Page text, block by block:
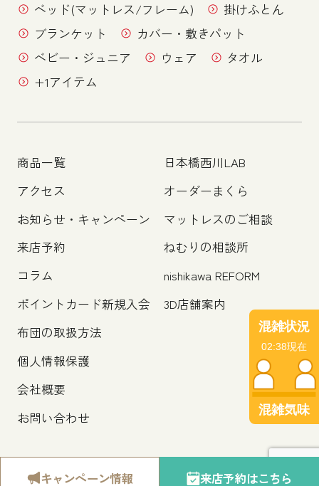
来店予約はこちら
キャンペーン情報
ベッド(マットレス/フレーム)
掛けふとん
ブランケット
カバー・敷きパット
ベビー・ジュニア
ウェア
タオル
+1アイテム
商品一覧
アクセス
お知らせ・キャンペーン
来店予約
コラム
ポイントカード新規入会
布団の取扱方法
個人情報保護
会社概要
お問い合わせ
日本橋西川LAB
オーダーまくら
マットレスのご相談
ねむりの相談所
nishikawa REFORM
3D店舗案内
©nihonbashinisikawa.co.,ltd
混雑状況
02:38現在
混雑気味